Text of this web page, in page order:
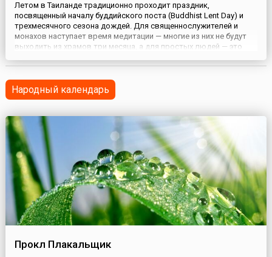
Летом в Таиланде традиционно проходит праздник,
посвященный началу буддийского поста (Buddhist Lent Day) и
трехмесячного сезона дождей. Для священнослужителей и
монахов наступает время медитации — многие из них не будут
выходить из храмов три месяца, а для простых людей — это
Мирянами изготавливаются витые и фигурные свечи, и они
дарятся в...
Народный календарь
Прокл Плакальщик